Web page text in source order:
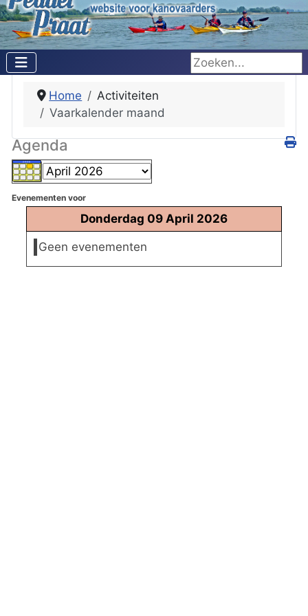
Zoeken...
Home
Activiteiten
Vaarkalender maand
Agenda
Evenementen voor
Donderdag 09 April 2026
Geen evenementen